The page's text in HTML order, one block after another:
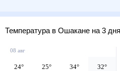
Температура в Ошакане на 3 дня
08 авг
24° 25° 34° 32°